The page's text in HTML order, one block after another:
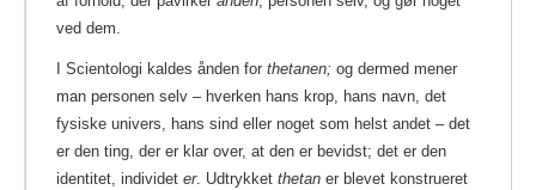
ved dem.
I Scientologi kaldes ånden for thetanen; og dermed mener
man personen selv – hverken hans krop, hans navn, det
fysiske univers, hans sind eller noget som helst andet – det
er den ting, der er klar over, at den er bevidst; det er den
identitet, individet er. Udtrykket thetan er blevet konstrueret